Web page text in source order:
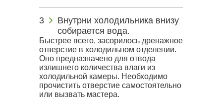
Внутрни холодильника внизу
собирается вода.
Быстрее всего, засорилось дренажное
отверстие в холодильном отделении.
Оно предназначено для отвода
излишнего количества влаги из
холодильной камеры. Необходимо
прочистить отверстие самостоятельно
или вызвать мастера.